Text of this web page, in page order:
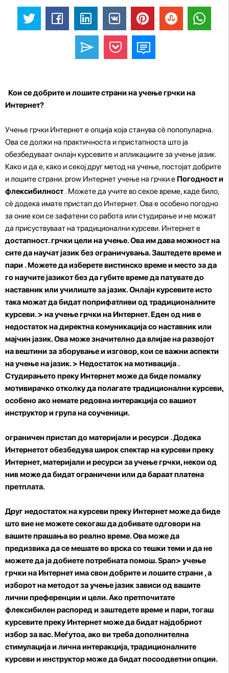
Кои се добрите и лошите страни на учење грчки на
Интернет?
Учење грчки Интернет е опција која станува сè попопуларна.
Ова се должи на практичноста и пристапноста што ја
обезбедуваат онлајн курсевите и апликациите за учење јазик.
Како и да е, како и секој друг метод на учење, постојат добрите
и лошите страни. prow Интернет учење на грчки е Погодност и
флексибилност. Можете да учите во секое време, каде било,
сè додека имате пристап до Интернет. Ова е особено погодно
за оние кои се зафатени со работа или студирање и не можат
да присуствуваат на традиционални курсеви. Интернет е
достапност. грчки цели на учење. Ова им дава можност на
сите да научат јазик без ограничувања.Заштедете време и
пари . Можете да изберете вистинско време и место за да
го научите јазикот без да губите време да патувате до
наставник или училиште за јазик. Онлајн курсевите исто
така можат да бидат поприфатливи од традиционалните
курсеви. > на учење грчки на Интернет. Еден од нив е
недостаток на директна комуникацијасо наставник или
мајчин јазик. Ова може значително да влијае на развојот
на вештини за зборување и изговор, кои се важни аспекти
на учење на јазик. > Недостаток на мотивација .
Студирањето преку Интернет може да биде помалку
мотивирачко отколку да полагате традиционални курсеви,
особено ако немате редовна интеракција со вашиот
инструктор и група на соученици.
ограничен пристап до материјали и ресурси . Додека
Интернетот обезбедува широк спектар на курсеви преку
Интернет, материјали и ресурси за учење грчки, некои од
нив може да бидат ограничени или да бараат платена
претплата.
Друг недостаток на курсеви преку Интернет може да биде
што виене можете секогаш да добивате одговори на
вашите прашањаво реално време. Ова може да
предизвика да се мешате во врска со тешки теми и да не
можете да ја добиете потребната помош. Span> учење
грчки на Интернет има свои добрите и лошите страни , а
изборот на методот за учење јазик зависи од вашите
лични преференции и цели. Ако претпочитате
флексибилен распоред и заштедете време и пари, тогаш
курсевите преку Интернет може да бидат најдобриот
избор за вас. Меѓутоа, ако ви треба дополнителна
стимулација и лична интеракција, традиционалните
курсеви и инструктор може да бидат посоодветни опции.